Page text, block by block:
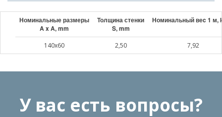
Номинальные размеры
A x A, mm
Толщина стенки
S, mm
Номинальный веc 1 м,
140x60 2,50 7,92
У вас есть вопросы?